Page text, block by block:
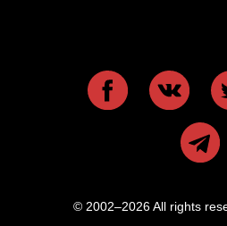
© 2002–2026 All rights